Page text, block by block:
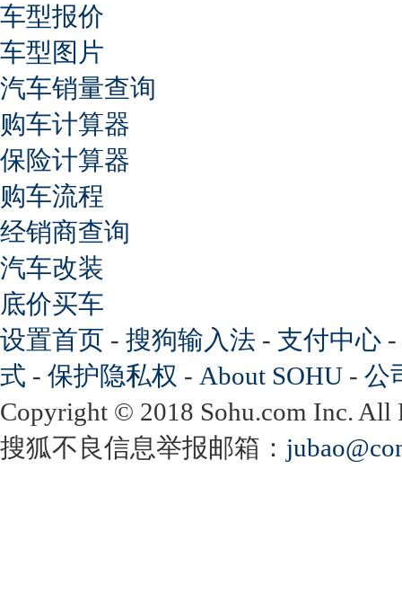
车型报价
车型图片
汽车销量查询
购车计算器
保险计算器
购车流程
经销商查询
汽车改装
底价买车
设置首页 - 搜狗输入法 - 支付中心 -
式 - 保护隐私权 - About SOHU - 公
Copyright © 2018 Sohu.com Inc.
搜狐不良信息举报邮箱：